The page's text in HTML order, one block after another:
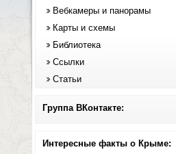
Вебкамеры и панорамы
Карты и схемы
Библиотека
Ссылки
Статьи
Группа ВКонтакте:
Интересные факты о Крыме: